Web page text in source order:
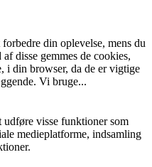
din oplevelse, mens du
disse gemmes de cookies,
i din browser, da de er vigtige
Vi bruge...
visse funktioner som
medieplatforme, indsamling